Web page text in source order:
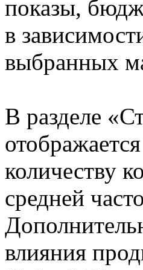
показы,
в
выбранных
В разделе
количеству
средней
влияния